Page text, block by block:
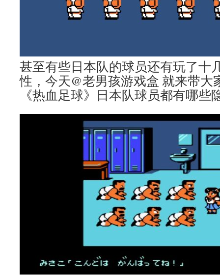
甚至有些日本队的球员还有玩了十
性，今天@老男孩游戏盒 就来带大
《热血足球》日本队球员都有哪些